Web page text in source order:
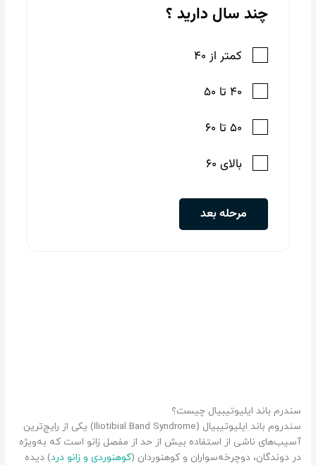
سندرم باند ایلیوتیبیال چیست؟
سندروم باند ایلیوتیبیال (Iliotibial Band Syndrome) یکی از رایج‌ترین
آسیب‌های ناشی از استفاده بیش از حد از مفصل زانو است که به‌ویژه
در دوندگان، دوچرخه‌سواران و کوهنوردان (کوهنوردی و زانو درد) دیده